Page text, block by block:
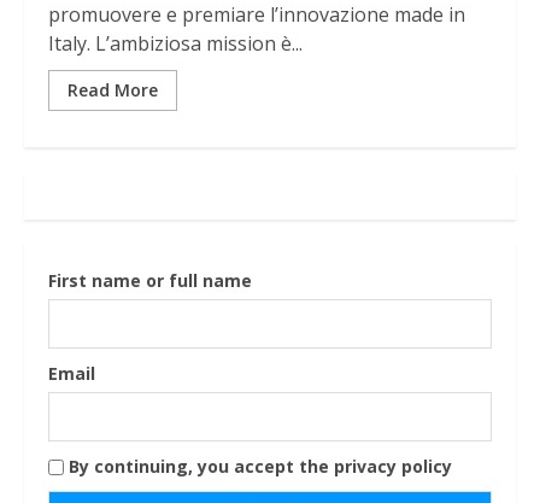
promuovere e premiare l’innovazione made in
Italy. L’ambiziosa mission è...
Read More
First name or full name
Email
By continuing, you accept the privacy policy